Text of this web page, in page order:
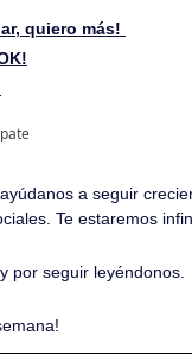
quiero más!
a seguir
Te estaremos
por seguir leyéndonos.